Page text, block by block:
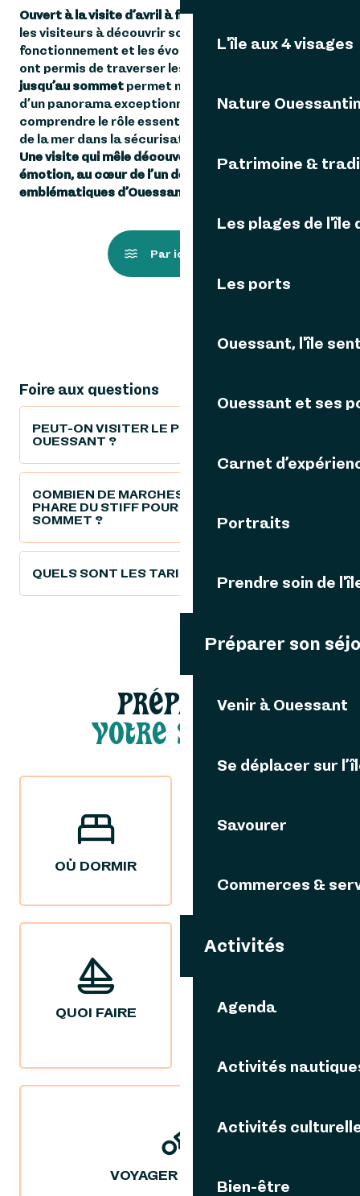
L'île aux 4 visages
Nature
Patrimoine &
Les plages de l'île
Les ports
Ouessant, l'île
Ouessant et ses
Carnet
Portraits
Prendre soin de
Préparer son
Venir à Ouessant
Se déplacer sur
Savourer
Commerces &
Activités
Agenda
Activités
Activités
Bien-être
Ouvert à la visite d’avril à fin octobre
les visiteurs à découvrir son histoire, son
fonctionnement et les évolutions techniques qui lui
ont permis de traverser les siècles.
jusqu’au sommet permet non seulement de profiter
d’un panorama exceptionnel, mais aussi de mieux
comprendre le rôle essentiel joué par ces sentinelles
de la mer dans la sécurisation des routes maritimes.
Une visite qui mêle découverte, patrimoine et
émotion, au cœur de l’un des sites les plus
emblématiques d’Ouessant.
Par ici la visite !
Foire aux questions
PEUT-ON VISITER LE PHARE DU STIFF À
OUESSANT ?
COMBIEN DE MARCHES COMPTE LE
PHARE DU STIFF POUR ACCÉDER AU
SOMMET ?
QUELS SONT LES TARIFS ?
PRÉPARER
VOTRE SÉJOUR
OÙ DORMIR
QUOI FAIRE
NOS IDÉES
VOYAGER DURABLE